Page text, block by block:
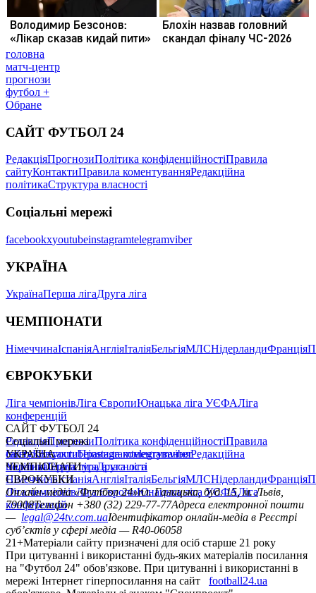
головна
матч-центр
прогнози
футбол +
Обране
САЙТ ФУТБОЛ 24
РедакціяПрогнозиПолітика конфіденційностіПравила
сайтуКонтактиПравила коментуванняРедакційна
політикаСтруктура власності
Соціальні мережі
facebookxyoutubeinstagramtelegramviber
УКРАЇНА
УкраїнаПерша лігаДруга ліга
ЧЕМПІОНАТИ
НімеччинаІспаніяАнгліяІталіяБельгіяМЛСНідерландиФранція
ЄВРОКУБКИ
Ліга чемпіонівЛіга ЄвропиЮнацька ліга УЄФАЛіга
конференцій
САЙТ ФУТБОЛ 24
РедакціяПрогнозиПолітика конфіденційностіПравила
сайтуКонтактиПравила коментуванняРедакційна
політикаСтруктура власності
Соціальні мережі
facebookxyoutubeinstagramtelegramviber
УКРАЇНА
УкраїнаПерша лігаДруга ліга
ЧЕМПІОНАТИ
НімеччинаІспаніяАнгліяІталіяБельгіяМЛСНідерландиФранція
ЄВРОКУБКИ
Ліга чемпіонівЛіга ЄвропиЮнацька ліга УЄФАЛіга
конференцій
Онлайн-медіа «Футбол 24»пл. Галицька, буд. 15, м. Львів,
79008Телефон +380 (32) 229-77-77Адреса електронної пошти
— legal@24tv.com.uaІдентифікатор онлайн-медіа в Реєстрі
суб’єктів у сфері медіа — R40-06058
21+Матеріали сайту призначені для осіб старше 21 року
При цитуванні і використанні будь-яких матеріалів посилання
на "Футбол 24" обов'язкове. При цитуванні і використанні в
мережі Інтернет гіперпосилання на сайт
football24.ua